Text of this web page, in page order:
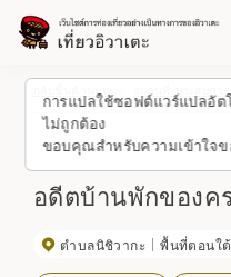
การแปลใช้ซอฟต์แวร์แปลอั
ไม่ถูกต้อง
ขอบคุณสำหรับความเข้าใจ
กลับขึ้นด้านบน สถานที่/ประสบกา
อดีตบ้านพักของค
ตำบลนิชิวากะ พื้นที่ตอนใ